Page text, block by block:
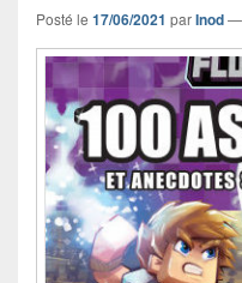
Posté le 17/06/2021 parInod—